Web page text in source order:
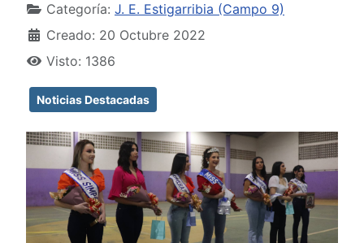
Categoría: J. E. Estigarribia (Campo 9)
Creado: 20 Octubre 2022
Visto: 1386
Noticias Destacadas